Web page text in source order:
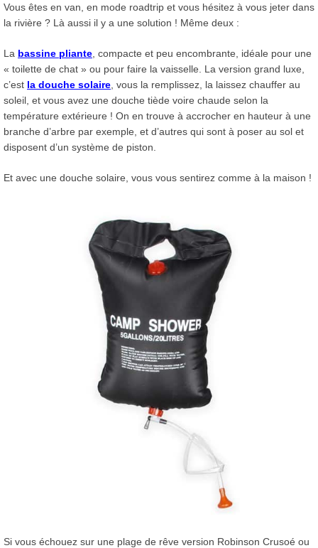
Vous êtes en van, en mode roadtrip et vous hésitez à vous jeter dans
la rivière ? Là aussi il y a une solution ! Même deux :
La bassine pliante , compacte et peu encombrante, idéale pour une
« toilette de chat » ou pour faire la vaisselle. La version grand luxe,
c’est la douche solaire , vous la remplissez, la laissez chauffer au
soleil, et vous avez une douche tiède voire chaude selon la
température extérieure ! On en trouve à accrocher en hauteur à une
branche d’arbre par exemple, et d’autres qui sont à poser au sol et
disposent d’un système de piston.
Et avec une douche solaire, vous vous sentirez comme à la maison !
Si vous échouez sur une plage de rêve version Robinson Crusoé ou